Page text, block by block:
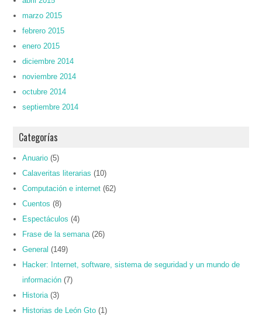
marzo 2015
febrero 2015
enero 2015
diciembre 2014
noviembre 2014
octubre 2014
septiembre 2014
Categorías
Anuario (5)
Calaveritas literarias (10)
Computación e internet (62)
Cuentos (8)
Espectáculos (4)
Frase de la semana (26)
General (149)
Hacker: Internet, software, sistema de seguridad y un mundo de
información (7)
Historia (3)
Historias de León Gto (1)